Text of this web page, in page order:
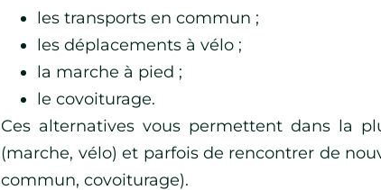
les transports en commun ;
les déplacements à vélo ;
la marche à pied ;
le covoiturage.
Ces alternatives vous permettent dans la
(marche, vélo) et parfois de rencontrer de
commun, covoiturage).